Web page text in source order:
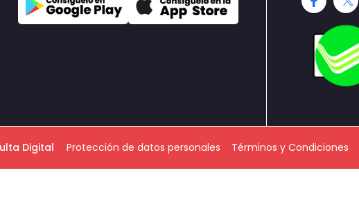
Digital Protección de datos personales Términos y Condiciones